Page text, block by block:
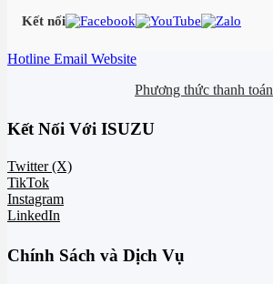
Kết nối
Hotline Email Website
Phương thức thanh toán
Kết Nối Với ISUZU
Twitter (X)
TikTok
Instagram
LinkedIn
Chính Sách và Dịch Vụ